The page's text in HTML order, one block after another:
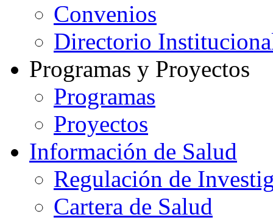
Convenios
Directorio
Programas y Proyectos
Programas
Proyectos
Información de Salud
Regulación de
Cartera de Salud